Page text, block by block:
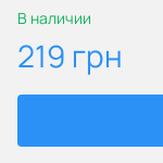
В наличии
219 грн